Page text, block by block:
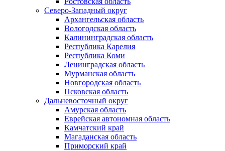
Северо-Западный округ
Архангельская область
Вологодская область
Калининградская область
Республика Карелия
Республика Коми
Ленинградская область
Мурманская область
Новгородская область
Псковская область
Дальневосточный округ
Амурская область
Еврейская автономная область
Камчатский край
Магаданская область
Приморский край